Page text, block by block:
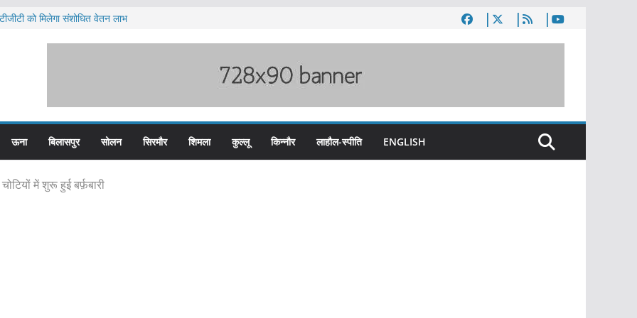
को मिलेगा संशोधित वेतन लाभ
के लिए आवेदन आमंत्रित
ऊना बिलासपुर सोलन सिरमौर शिमला कुल्लू किन्नौर लाहौल-स्पीति ENGLISH
में शुरू हुई बर्फ़बारी